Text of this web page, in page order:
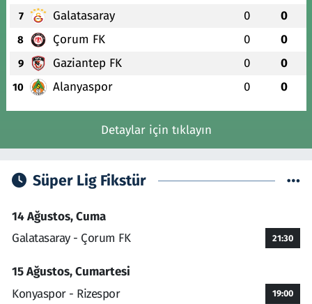
7 Galatasaray 0 0
8 Çorum FK 0 0
9 Gaziantep FK 0 0
10 Alanyaspor 0 0
Detaylar için tıklayın
Süper Lig Fikstür
14 Ağustos, Cuma
Galatasaray - Çorum FK
21:30
15 Ağustos, Cumartesi
Konyaspor - Rizespor
19:00